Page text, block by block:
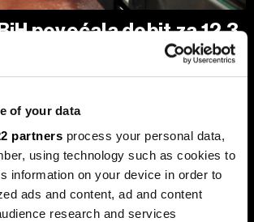
of your data
partners process your personal data,
using technology such as cookies to
information on your device in order to
ads and content, ad and content
research and services
povećala dobit za 12,3
rada rastu
Federacije BiH, gdje je istaknuto da
privredna društva u Federaciji, čak 98,6
kompanije, koje ostvaruju 90 posto
posto ukupne dobiti.